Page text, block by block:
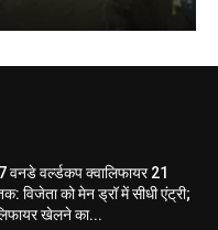
वर्ल्डकप क्वालिफायर 21
विजेता को मेन ड्रॉ में सीधी एंट्री;
खेलने का...